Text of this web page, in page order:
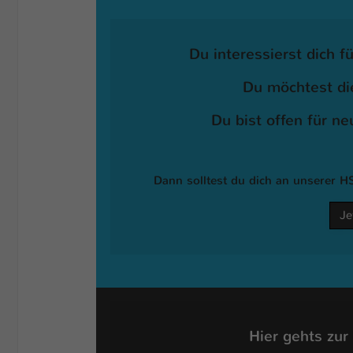
Du interessierst dich
Du möchtest
Du bist offen für
Dann solltest du dich an unserer
Hier gehts